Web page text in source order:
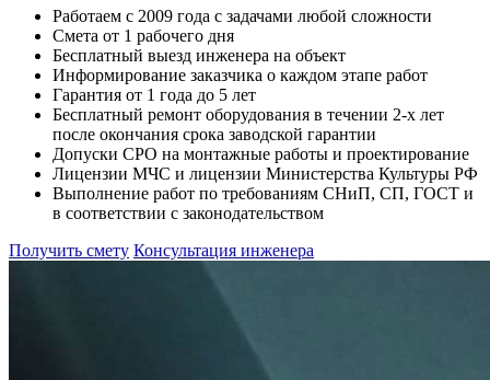
Работаем с 2009 года с задачами любой сложности
Смета от 1 рабочего дня
Бесплатный выезд инженера на объект
Информирование заказчика о каждом этапе работ
Гарантия от 1 года до 5 лет
Бесплатный ремонт оборудования в течении 2-х лет
после окончания срока заводской гарантии
Допуски СРО на монтажные работы и проектирование
Лицензии МЧС и лицензии Министерства Культуры РФ
Выполнение работ по требованиям СНиП, СП, ГОСТ и
в соответствии с законодательством
Получить смету Консультация инженера